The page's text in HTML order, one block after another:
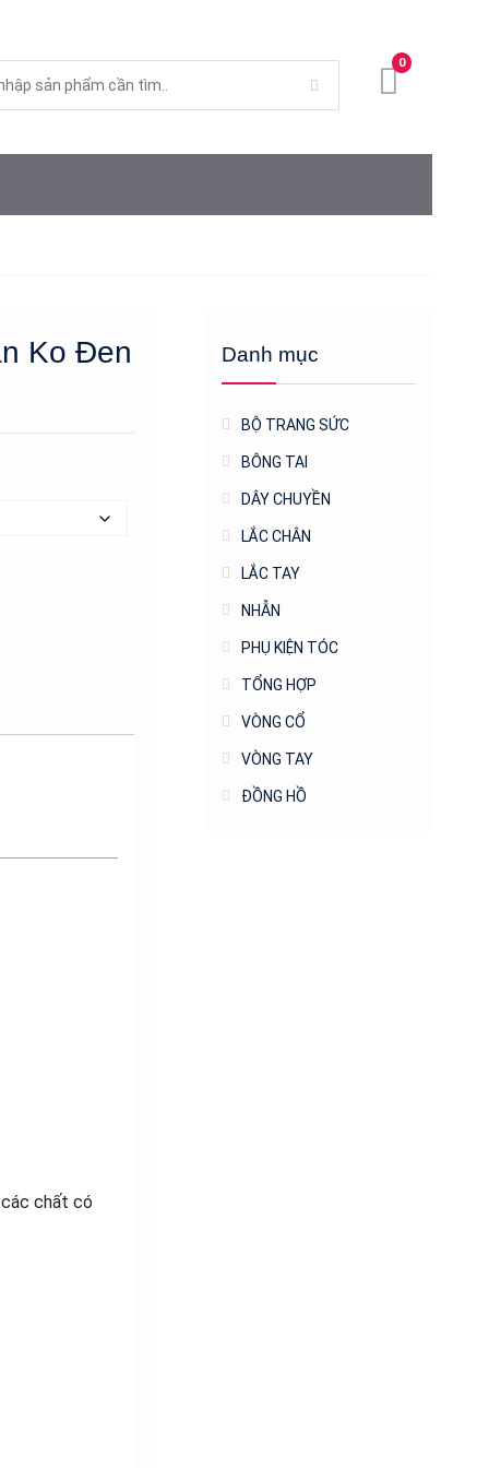
0
Ko Đen
chất có
Danh mục
BỘ TRANG SỨC
BÔNG TAI
DÂY CHUYỀN
LẮC CHÂN
LẮC TAY
NHẪN
PHỤ KIỆN TÓC
TỔNG HỢP
VÒNG CỔ
VÒNG TAY
ĐỒNG HỒ